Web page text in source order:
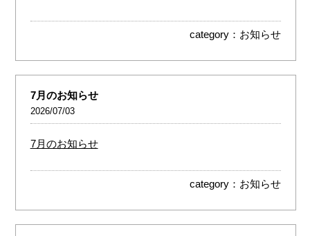
category： お知らせ
7月のお知らせ
2026/07/03
7月のお知らせ
category： お知らせ